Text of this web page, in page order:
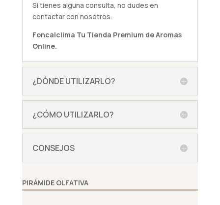
Si tienes alguna consulta, no dudes en
contactar con nosotros.
Foncalclima Tu Tienda Premium de Aromas
Online.
¿DÓNDE UTILIZARLO?
¿CÓMO UTILIZARLO?
CONSEJOS
PIRÁMIDE OLFATIVA